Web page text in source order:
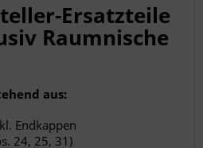
Ersatzteile
Raumnische
aus:
Endkappen
24, 25, 31)